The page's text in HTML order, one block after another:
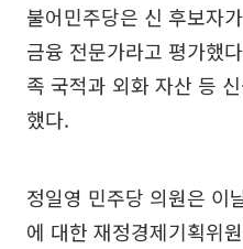
불어민주당은 신 후보자
금융 전문가라고 평가했
족 국적과 외화 자산 등
했다.
정일영 민주당 의원은 이
에 대한 재정경제기획위